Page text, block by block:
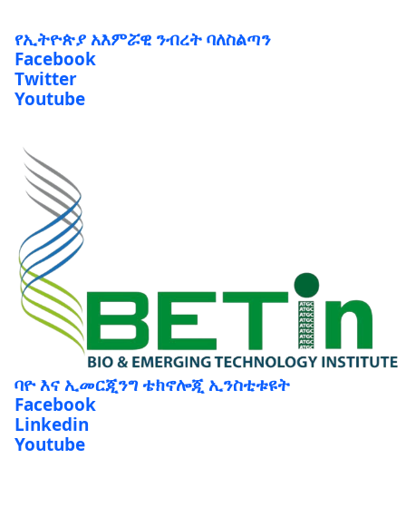
Facebook
Twitter
Youtube
ባዮ እና ኢመርጂንግ ቴክኖሎጂ ኢንስቲቱዩት
Facebook
Linkedin
Youtube